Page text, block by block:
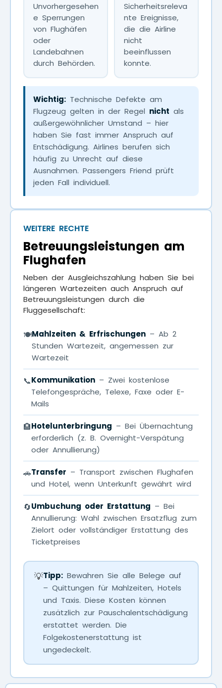
Unvorhergesehen
e Sperrungen
von Flughäfen
oder
Landebahnen
durch Behörden.
Sicherheitsreleva
nte Ereignisse,
die die Airline
nicht
beeinflussen
konnte.
Wichtig: Technische Defekte am
Flugzeug gelten in der Regel nicht als
außergewöhnlicher Umstand – hier
haben Sie fast immer Anspruch auf
Entschädigung. Airlines berufen sich
häufig zu Unrecht auf diese
Ausnahmen. Passengers Friend prüft
jeden Fall individuell.
WEITERE RECHTE
Betreuungsleistungen am
Flughafen
Neben der Ausgleichszahlung haben Sie bei
längeren Wartezeiten auch Anspruch auf
Betreuungsleistungen durch die
Fluggesellschaft:
🍽Mahlzeiten & Erfrischungen – Ab 2
Stunden Wartezeit, angemessen zur
Wartezeit
📞Kommunikation – Zwei kostenlose
Telefongespräche, Telexe, Faxe oder E-
Mails
🏨Hotelunterbringung – Bei Übernachtung
erforderlich (z. B. Overnight-Verspätung
oder Annullierung)
🚗Transfer – Transport zwischen Flughafen
und Hotel, wenn Unterkunft gewährt wird
🔄Umbuchung oder Erstattung – Bei
Annullierung: Wahl zwischen Ersatzflug zum
Zielort oder vollständiger Erstattung des
Ticketpreises
💡Tipp:Bewahren Sie alle Belege auf
– Quittungen für Mahlzeiten, Hotels
und Taxis. Diese Kosten können
zusätzlich zur Pauschalentschädigung
erstattet werden. Die
Folgekostenerstattung ist
ungedeckelt.